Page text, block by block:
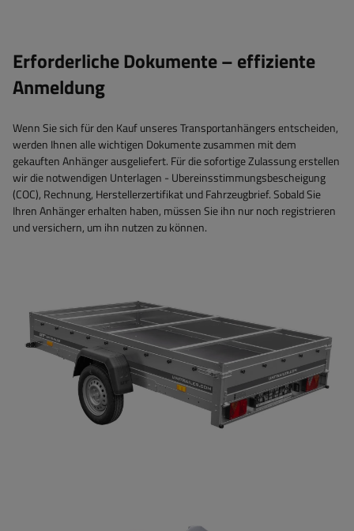
Erforderliche Dokumente – effiziente
Anmeldung
Wenn Sie sich für den Kauf unseres Transportanhängers entscheiden,
werden Ihnen alle wichtigen Dokumente zusammen mit dem
gekauften Anhänger ausgeliefert. Für die sofortige Zulassung erstellen
wir die notwendigen Unterlagen - Ubereinsstimmungsbescheigung
(COC), Rechnung, Herstellerzertifikat und Fahrzeugbrief. Sobald Sie
Ihren Anhänger erhalten haben, müssen Sie ihn nur noch registrieren
und versichern, um ihn nutzen zu können.